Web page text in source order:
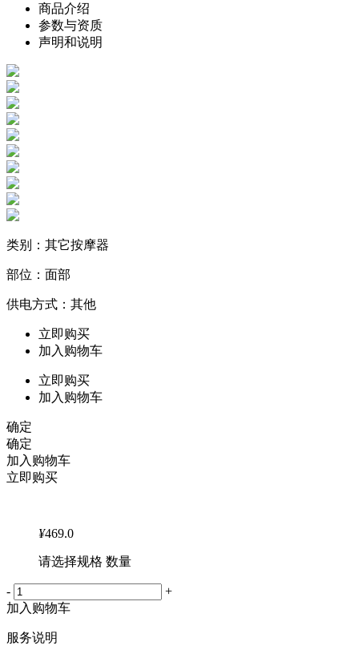
商品介绍
参数与资质
声明和说明
类别：其它按摩器
部位：面部
供电方式：其他
立即购买
加入购物车
立即购买
加入购物车
确定
确定
加入购物车
立即购买
¥469.0
请选择规格 数量
-
+
加入购物车
服务说明